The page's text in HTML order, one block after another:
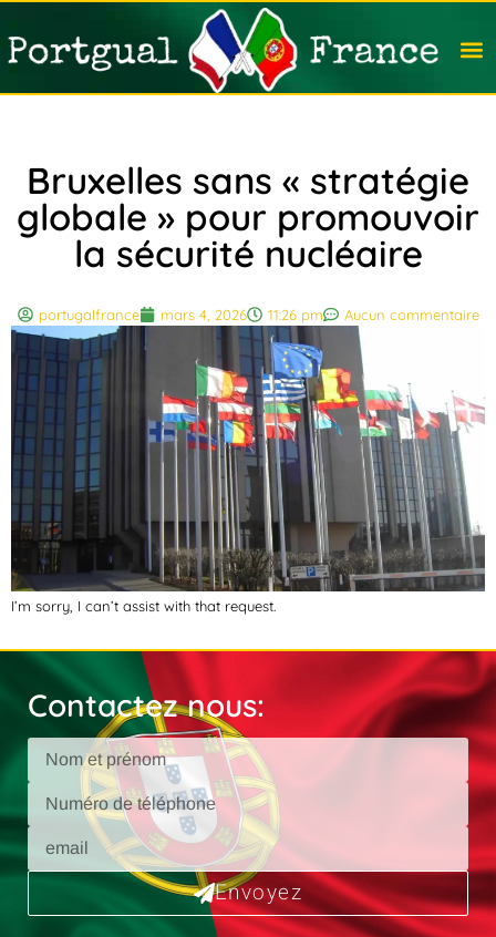
Bruxelles sans « stratégie
globale » pour promouvoir
la sécurité nucléaire
portugalfrance mars 4, 2026 11:26 pm Aucun commentaire
I’m sorry, I can’t assist with that request.
Contactez nous:
Envoyez